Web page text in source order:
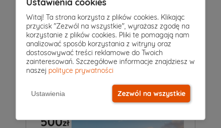
Pokoje4 | Łazienki2 | Garaż 2
Projekt domu
TEMIDA 9 349 zł
8 849 zł
272 m2
Witaj! Ta strona korzysta z plików cookies. Klikając
przycisk "Zezwól na wszystkie", wyrażasz zgodę na
korzystanie z plików cookies. Pliki te pomagają nam
analizować sposób korzystania z witryny oraz
dostosowywać treści reklamowe do Twoich
zainteresowań. Szczegółowe informacje znajdziesz w
naszej polityce prywatności
Ustawienia Zezwól na wszystkie